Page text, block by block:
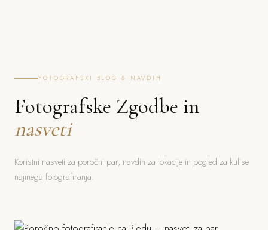
FOTOGRAFSKI BLOG & NAVDIH
Fotografske Zgodbe in
nasveti
Koristni nasveti za poročni par, navdih za lokacije in pogled za kulise
najinega fotografiranja.